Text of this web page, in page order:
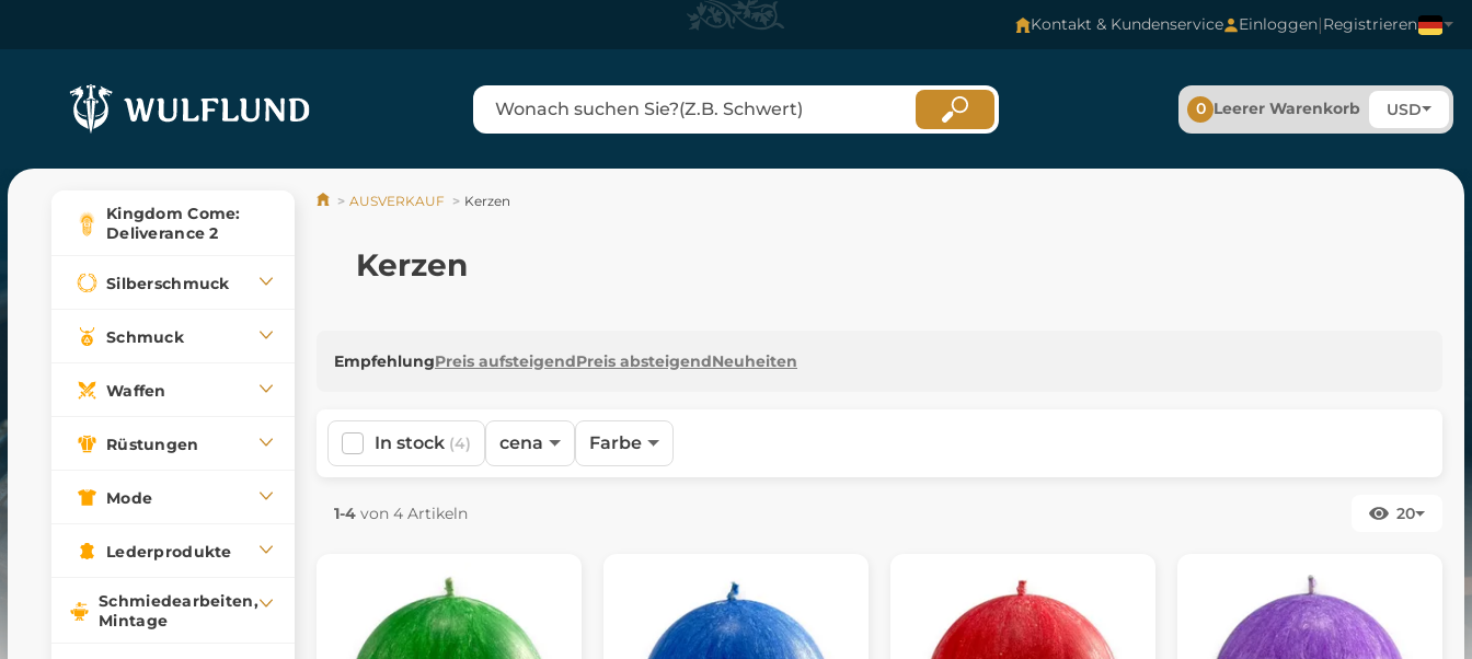
Kontakt & Kundenservice Einloggen|Registrieren
0 Leerer Warenkorb USD
Kingdom Come:
Deliverance 2
Silberschmuck
Schmuck
Waffen
Rüstungen
Mode
Lederprodukte
Schmiedearbeiten,
Mintage
AUSVERKAUF Kerzen
Kerzen
EmpfehlungPreis aufsteigendPreis absteigendNeuheiten
In stock (4) cena Farbe
1-4 von 4 Artikeln 20